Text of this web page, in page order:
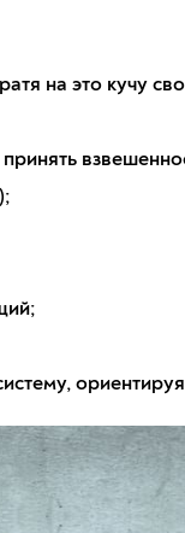
на это кучу